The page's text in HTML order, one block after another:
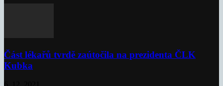
Část lékařů tvrdě zaútočila na prezidenta ČLK
Kubka